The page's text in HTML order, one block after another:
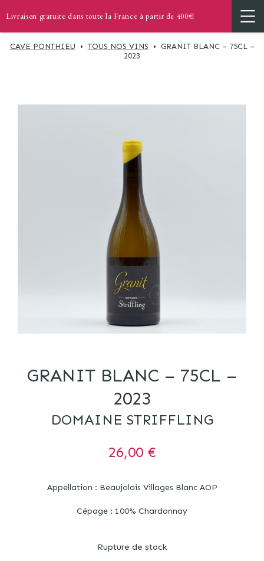
Livraison gratuite dans toute la France à partir de 400€
CAVE PONTHIEU • TOUS NOS VINS • GRANIT BLANC – 75CL –
2023
GRANIT BLANC – 75CL –
2023
DOMAINE STRIFFLING
26,00 €
Appellation : Beaujolais Villages Blanc AOP
Cépage : 100% Chardonnay
Rupture de stock